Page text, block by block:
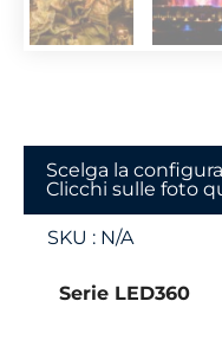
Scelga la
Clicchi sulle foto
SKU : N/A
Serie LED360